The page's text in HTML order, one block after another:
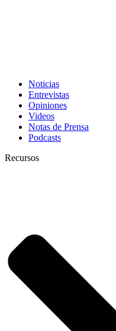
Noticias
Entrevistas
Opiniones
Videos
Notas de Prensa
Podcasts
Recursos